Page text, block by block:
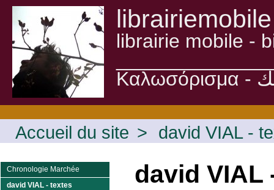
librairiemobile
librairie mobile -
Accueil du site > david VIAL -
david VIAL
Chronologie Marchée
david VIAL - textes